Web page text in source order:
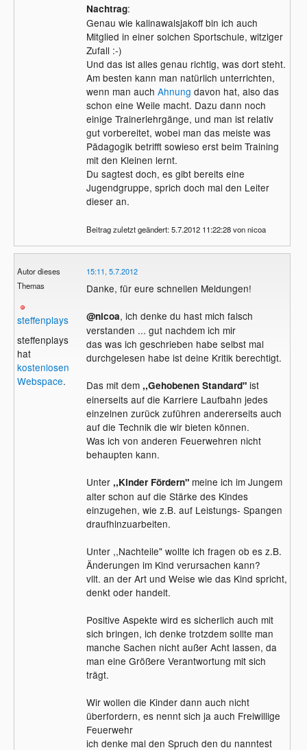
Nachtrag:
Genau wie kalinawalsjakoff bin ich auch
Mitglied in einer solchen Sportschule, witziger
Zufall :-)
Und das ist alles genau richtig, was dort steht.
Am besten kann man natürlich unterrichten,
wenn man auch Ahnung davon hat, also das
schon eine Weile macht. Dazu dann noch
einige Trainerlehrgänge, und man ist relativ
gut vorbereitet, wobei man das meiste was
Pädagogik betrifft sowieso erst beim Training
mit den Kleinen lernt.
Du sagtest doch, es gibt bereits eine
Jugendgruppe, sprich doch mal den Leiter
dieser an.
Beitrag zuletzt geändert: 5.7.2012 11:22:28 von nicoa
Autor dieses
Themas
steffenplays
steffenplays
hat
kostenlosen
Webspace.
15:11, 5.7.2012
Danke, für eure schnellen Meldungen!
@nicoa, ich denke du hast mich falsch
verstanden ... gut nachdem ich mir
das was ich geschrieben habe selbst mal
durchgelesen habe ist deine Kritik berechtigt.
Das mit dem ,,Gehobenen Standard"ist
einerseits auf die Karriere Laufbahn jedes
einzelnen zurück zuführen andererseits auch
auf die Technik die wir bieten können.
Was ich von anderen Feuerwehren nicht
behaupten kann.
Unter ,,Kinder Fördern" meine ich im Jungem
alter schon auf die Stärke des Kindes
einzugehen, wie z.B. auf Leistungs- Spangen
draufhinzuarbeiten.
Unter ,,Nachteile" wollte ich fragen ob es z.B.
Änderungen im Kind verursachen kann?
vllt. an der Art und Weise wie das Kind spricht,
denkt oder handelt.
Positive Aspekte wird es sicherlich auch mit
sich bringen, ich denke trotzdem sollte man
manche Sachen nicht außer Acht lassen, da
man eine Größere Verantwortung mit sich
trägt.
Wir wollen die Kinder dann auch nicht
überfordern, es nennt sich ja auch Freiwillige
Feuerwehr
ich denke mal den Spruch den du nanntest